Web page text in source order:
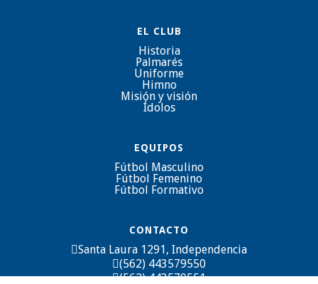
EL CLUB
Historia
Palmarés
Uniforme
Himno
Misión y visión
Ídolos
EQUIPOS
Fútbol Masculino
Fútbol Femenino
Fútbol Formativo
CONTACTO
Santa Laura 1291, Independencia
(562) 443579550
(562) 443579551